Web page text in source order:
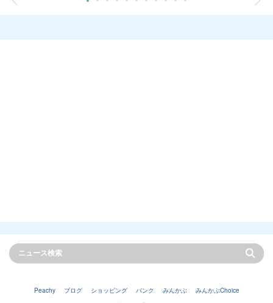
Peachy ブログ ショッピング バンク みんかぶ
みんかぶChoice